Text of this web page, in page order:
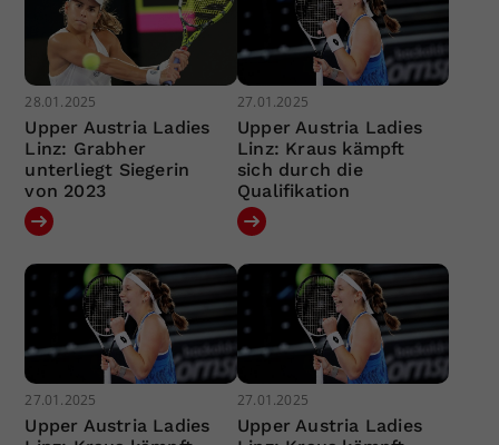
28.01.2025
Upper Austria Ladies
Linz: Grabher
unterliegt Siegerin
von 2023
27.01.2025
Upper Austria Ladies
Linz: Kraus kämpft
sich durch die
Qualifikation
27.01.2025
Upper Austria Ladies
27.01.2025
Upper Austria Ladies